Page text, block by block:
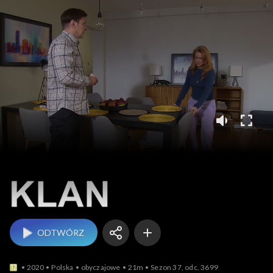
Klan
ODTWÓRZ
2020 Polska obyczajowe 21m Sezon 37, odc. 3699